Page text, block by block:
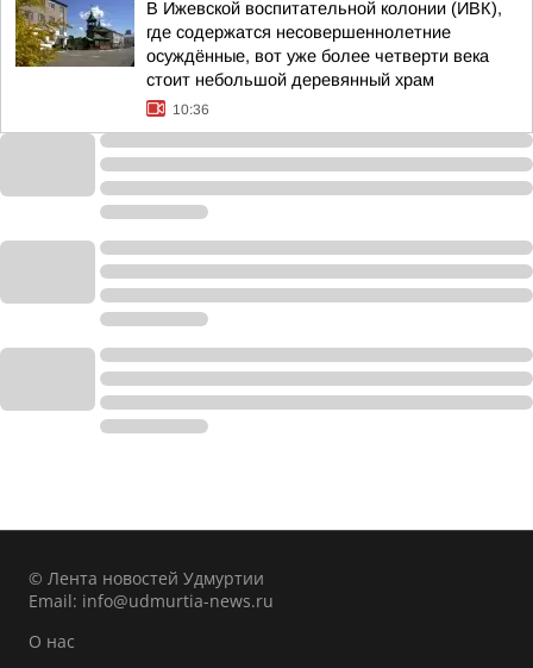
В Ижевской воспитательной колонии (ИВК),
где содержатся несовершеннолетние
осуждённые, вот уже более четверти века
стоит небольшой деревянный храм
10:36
© Лента новостей Удмуртии
Email: info@udmurtia-news.ru
О нас